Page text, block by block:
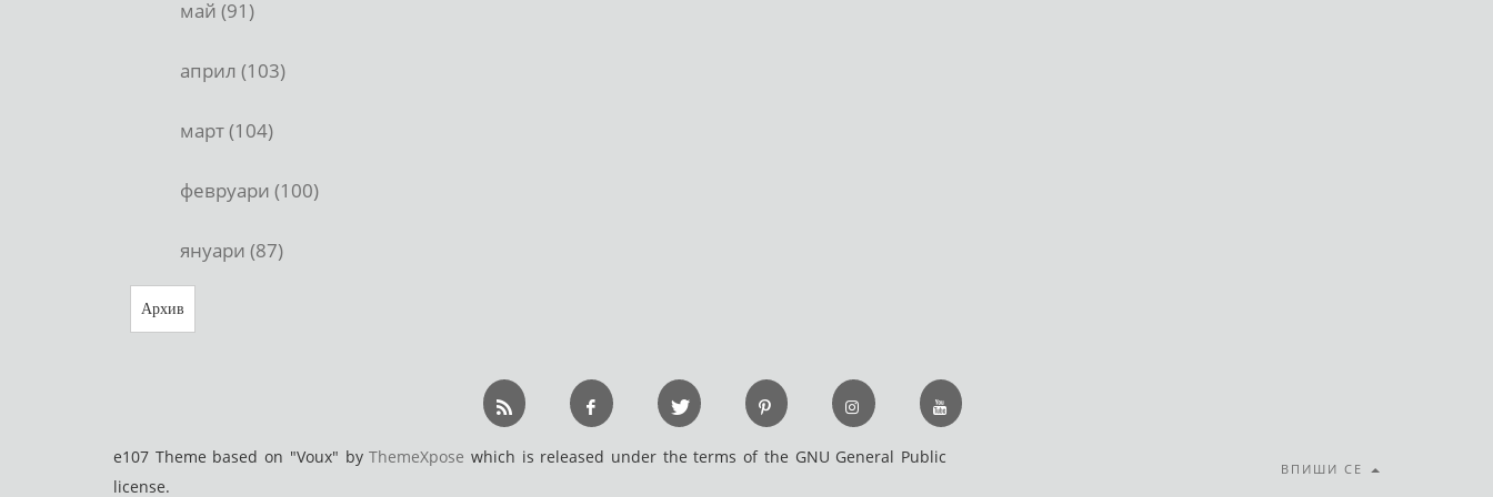
май (91)
април (103)
март (104)
февруари (100)
януари (87)
Архив
e107 Theme based on "Voux" byThemeXpose which is released under the terms of the GNU General Public
license.
ВПИШИ СЕ